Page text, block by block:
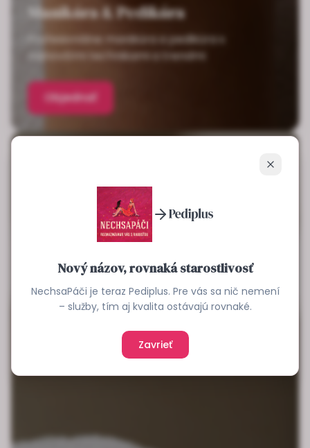
Zavrieť
Nový názov, rovnaká starostlivosť
NechsaPáči je teraz Pediplus. Pre vás sa nič nemení
– služby, tím aj kvalita ostávajú rovnaké.
Zavrieť
Manikúra & Pedikúra
Profesionálne manikúra a pedikúra s
najnovšími technikami a trendmi
Objednať